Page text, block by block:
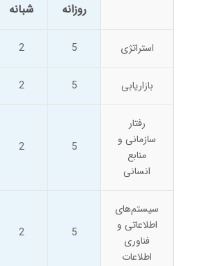
روزانه شبانه
استراتژی 5
2
بازاریابی 5
2
رفتار
سازمانی و
منابع
انسانی
5
2
سیستم‌های
اطلاعاتی و
فناوری
اطلاعات
5
2